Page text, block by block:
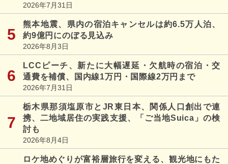
2026年7月31日
熊本地震、県内の宿泊キャンセルは約6.5万人泊、
約9億円にのぼる見込み
2026年8月3日
LCCピーチ、新たに大幅遅延・欠航時の宿泊・交
通費を補償、国内線1万円・国際線2万円まで
2026年7月31日
栃木県那須塩原市とJR東日本、関係人口創出で連
携、二地域居住の実践支援、「ご当地Suica」の検
討も
2026年8月4日
ロケ地めぐりが富裕層旅行を変える、観光地にもた